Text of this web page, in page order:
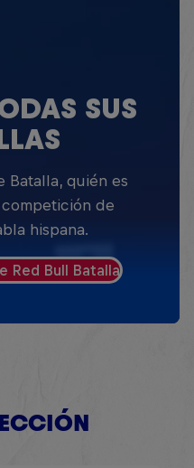
SUS
Batalla, quién es
de
hispana.
Red Bull Batalla